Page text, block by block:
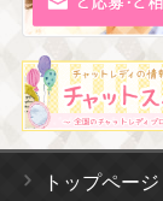
トップページ